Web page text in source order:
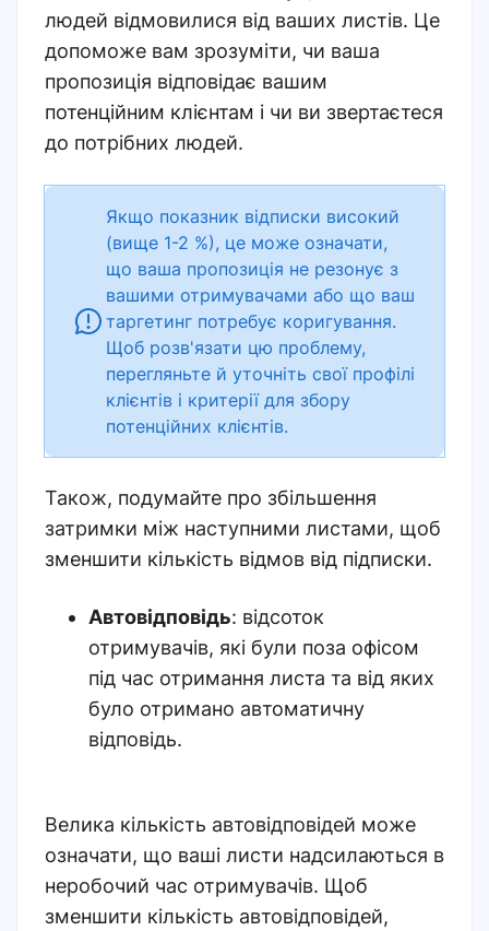
людей відмовилися від ваших листів. Це
допоможе вам зрозуміти, чи ваша
пропозиція відповідає вашим
потенційним клієнтам і чи ви звертаєтеся
до потрібних людей.
Якщо показник відписки високий
(вище 1-2 %), це може означати,
що ваша пропозиція не резонує з
вашими отримувачами або що ваш
таргетинг потребує коригування.
Щоб розв'язати цю проблему,
перегляньте й уточніть свої профілі
клієнтів і критерії для збору
потенційних клієнтів.
Також, подумайте про збільшення
затримки між наступними листами, щоб
зменшити кількість відмов від підписки.
Автовідповідь: відсоток
отримувачів, які були поза офісом
під час отримання листа та від яких
було отримано автоматичну
відповідь.
Велика кількість автовідповідей може
означати, що ваші листи надсилаються в
неробочий час отримувачів. Щоб
зменшити кількість автовідповідей,